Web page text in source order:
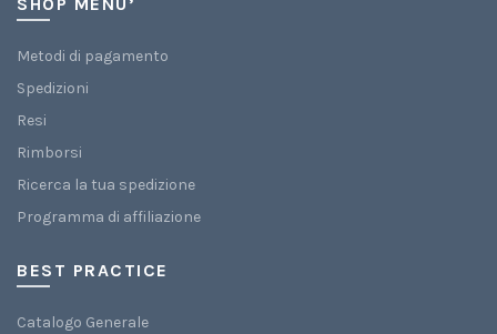
SHOP MENU’
Metodi di pagamento
Spedizioni
Resi
Rimborsi
Ricerca la tua spedizione
Programma di affiliazione
BEST PRACTICE
Catalogo Generale